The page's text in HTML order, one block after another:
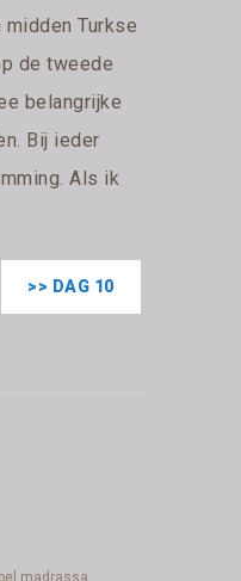
Turkse
de tweede
belangrijke
Bij ieder
Als ik
>> DAG 10
madrassa